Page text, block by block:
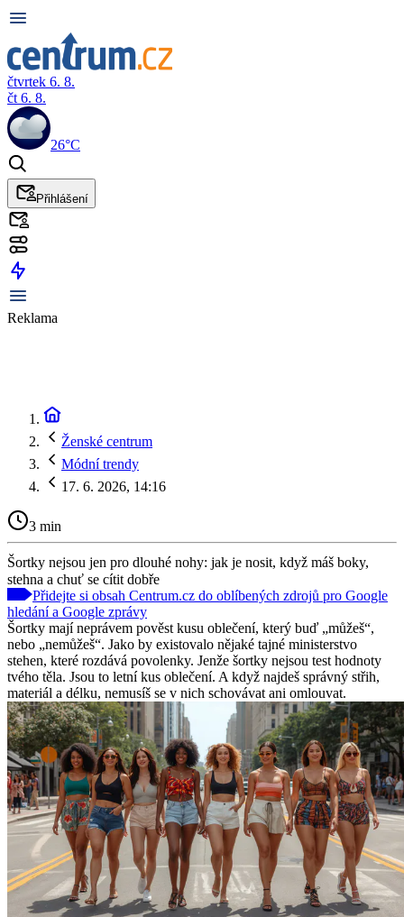
čtvrtek 6. 8.
čt 6. 8.
26°C
Přihlášení
Reklama
Ženské centrum
Módní trendy
17. 6. 2026, 14:16
3 min
Šortky nejsou jen pro dlouhé nohy: jak je nosit, když máš boky,
stehna a chuť se cítit dobře
Přidejte si obsah Centrum.cz do oblíbených zdrojů pro Google
hledání a Google zprávy
Šortky mají neprávem pověst kusu oblečení, který buď „můžeš“,
nebo „nemůžeš“. Jako by existovalo nějaké tajné ministerstvo
stehen, které rozdává povolenky. Jenže šortky nejsou test hodnoty
tvého těla. Jsou to letní kus oblečení. A když najdeš správný střih,
materiál a délku, nemusíš se v nich schovávat ani omlouvat.